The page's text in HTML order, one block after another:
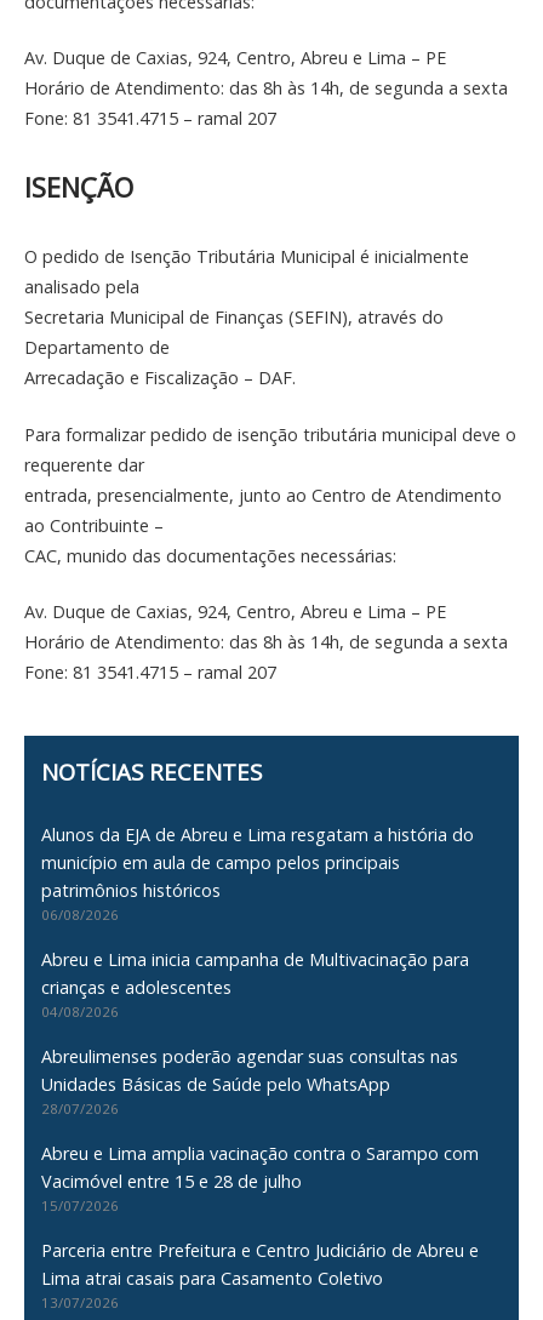
Av. Duque de Caxias, 924, Centro, Abreu e Lima – PE
Horário de Atendimento: das 8h às 14h, de segunda a sexta
Fone: 81 3541.4715 – ramal 207
ISENÇÃO
O pedido de Isenção Tributária Municipal é inicialmente
analisado pela
Secretaria Municipal de Finanças (SEFIN), através do
Departamento de
Arrecadação e Fiscalização – DAF.
Para formalizar pedido de isenção tributária municipal deve o
requerente dar
entrada, presencialmente, junto ao Centro de Atendimento
ao Contribuinte –
CAC, munido das documentações necessárias:
Av. Duque de Caxias, 924, Centro, Abreu e Lima – PE
Horário de Atendimento: das 8h às 14h, de segunda a sexta
Fone: 81 3541.4715 – ramal 207
NOTÍCIAS RECENTES
Alunos da EJA de Abreu e Lima resgatam a história do
município em aula de campo pelos principais
patrimônios históricos
06/08/2026
Abreu e Lima inicia campanha de Multivacinação para
crianças e adolescentes
04/08/2026
Abreulimenses poderão agendar suas consultas nas
Unidades Básicas de Saúde pelo WhatsApp
28/07/2026
Abreu e Lima amplia vacinação contra o Sarampo com
Vacimóvel entre 15 e 28 de julho
15/07/2026
Parceria entre Prefeitura e Centro Judiciário de Abreu e
Lima atrai casais para Casamento Coletivo
13/07/2026